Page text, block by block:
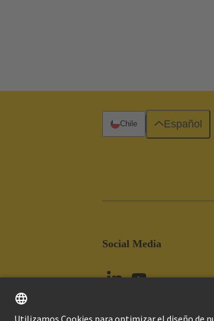
Social Media
Chile Español